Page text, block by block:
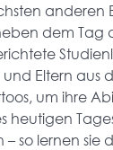
dem
Eltern aus
um ihre
heutigen
so lernen sie